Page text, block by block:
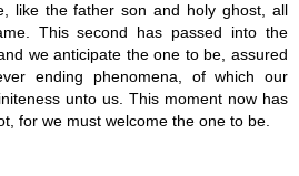
like the father son and holy ghost, all
This second has passed into the
we anticipate the one to be, assured
ending phenomena, of which our
unto us. This moment now has
for we must welcome the one to be.